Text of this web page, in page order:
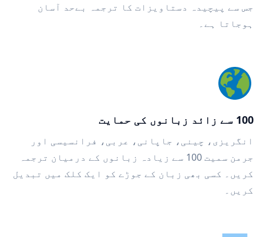
جس سے پیچیدہ دستاویزات کا ترجمہ بےحد آسان
ہوجاتا ہے۔
100 سے زائد زبانوں کی حمایت
انگریزی، چینی، جاپانی، عربی، فرانسیسی اور
جرمن سمیت 100 سے زیادہ زبانوں کے درمیان ترجمہ
کریں۔ کسی بھی زبان کے جوڑے کو ایک کلک میں تبدیل
کریں۔